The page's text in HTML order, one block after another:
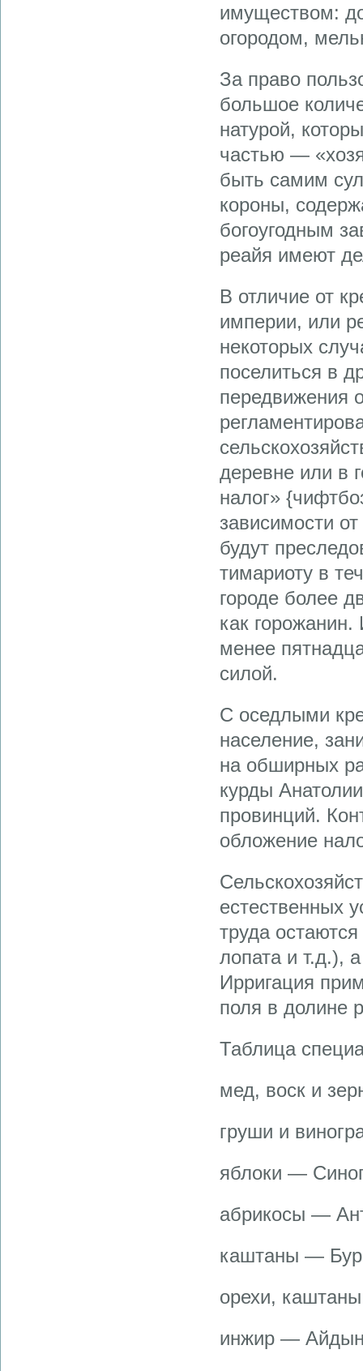
имуществом:
огородом,
За право
большое
натурой,
частью —
быть самим
короны,
богоугодным
реайя имеют
В отличие от
империи, или
некоторых
поселиться в
передвижения
деревне или в
налог»
зависимости
будут
тимариоту в
городе более
как
менее
силой.
С оседлыми
население,
на обширных
курды
провинций.
обложение
естественных
труда
лопата и т.д.),
Ирригация
поля в долине
Таблица
мед, воск и
груши и
яблоки —
абрикосы —
каштаны —
орехи,
инжир —